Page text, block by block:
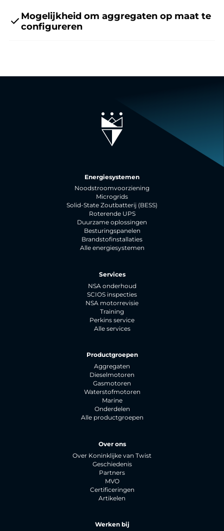
Mogelijkheid om aggregaten op maat te
configureren
Energiesystemen
Noodstroomvoorziening
Microgrids
Solid-State Zoutbatterij (BESS)
Roterende UPS
Duurzame oplossingen
Besturingspanelen
Brandstofinstallaties
Alle energiesystemen
Services
NSA onderhoud
SCIOS inspecties
NSA motorrevisie
Training
Perkins service
Alle services
Productgroepen
Aggregaten
Dieselmotoren
Gasmotoren
Waterstofmotoren
Marine
Onderdelen
Alle productgroepen
Over ons
Over Koninklijke van Twist
Geschiedenis
Partners
MVO
Certificeringen
Artikelen
Werken bij